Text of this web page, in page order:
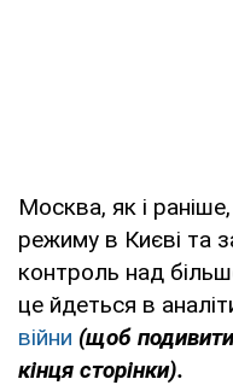
Москва, як і
режиму в Києві та
контроль над
це йдеться в
війни (щоб
кінця сторінки).